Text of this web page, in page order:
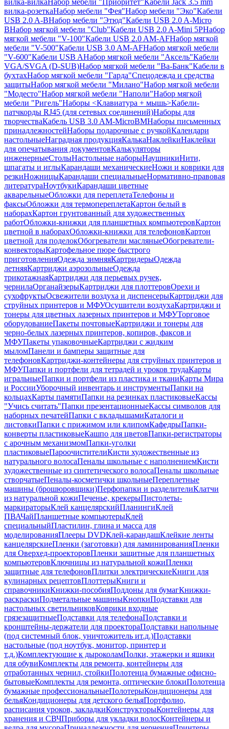
вилка-вилкаНабор мебели "Приоритет"Кабели Jack 3.5 mm
вилка-розеткаНабор мебели "Фея"Набор мебели "Эко"Кабели
USB 2.0 A-BНабор мебели "Этюд"Кабели USB 2.0 A-Micro
BНабор мягкой мебели "Club"Кабели USB 2.0 A-Mini 5PНабор
мягкой мебели "V-100"Кабели USB 2.0 AM-AFНабор мягкой
мебели "V-500"Кабели USB 3.0 AM-AFНабор мягкой мебели
"V-600"Кабели USB AНабор мягкой мебели "Аксель"Кабели
VGA/SVGA (D-SUB)Набор мягкой мебели "Ва-Банк"Кабели в
бухтахНабор мягкой мебели "Гарда"Спецодежда и средства
защитыНабор мягкой мебели "Милано"Набор мягкой мебели
"Модесто"Набор мягкой мебели "Наполи"Набор мягкой
мебели "Ригель"Наборы <Клавиатура + мышь>Кабели-
патчкорды RJ45 (для сетевых соединений)Наборы для
творчестваКабель USB 3.0 AM-MicroBMНаборы письменных
принадлежностейНаборы подарочные с ручкойКалендари
настольныеНаградная продукцияКалькаНаклейкиНаклейки
для опечатывания документовКалькуляторы
инженерныеСтолыНастольные наборыНаушникиНити,
шпагаты и иглыКарандаши механическиеНожи и коврики для
резкиНожницыКарандаши специальныеНормативно-правовая
литератураНоутбукиКарандаши цветные
акварельныеОбложки для переплетаТелефоны и
факсыОбложки для термопереплетаКартон белый в
наборахКартон грунтованный для художественных
работОбложки-книжки для планшетных компьютеровКартон
цветной в наборахОбложки-книжки для телефоновКартон
цветной для поделокОбогреватели масляныеОбогреватели-
конвекторыКартофельное пюре быстрого
приготовленияОдежда зимняяКартридерыОдежда
летняяКартриджи аэрозольныеОдежда
трикотажнаяКартриджи для перьевых ручек,
чернилаОрганайзерыКартриджи для плоттеровОрехи и
сухофруктыОсвежители воздуха и диспенсерыКартриджи для
струйных принтеров и МФУОсушители воздухаКартриджи и
тонеры для цветных лазерных принтеров и МФУТорговое
оборудованиеПакеты почтовыеКартриджи и тонеры для
черно-белых лазерных принтеров, копиров, факсов и
МФУПакеты упаковочныеКартриджи с жидким
мыломПанели и бамперы защитные для
телефоновКартриджи-контейнеры для струйных принтеров и
МФУПапки и портфели для тетрадей и уроков трудаКарты
игральныеПапки и портфели из пластика и тканиКарты Мира
и РоссииУборочный инвентарь и инструментыПапки на
кольцахКарты памятиПапки на резинках пластиковыеКассы
"Учись считать"Папки презентационныеКассы символов для
наборных печатейПапки с вкладышамиКаталоги и
листовкиПапки с прижимом или клипомКафедрыПапки-
конверты пластиковыеКашпо для цветовПапки-регистраторы
с арочным механизмомПапки-уголки
пластиковыеПароочистителиКисти художественные из
натурального волосаПеналы школьные с наполнениемКисти
художественные из синтетического волосаПеналы школьные
створчатыеПеналы-косметички школьныеПереплетные
машины (брошюровщики)Перфопапки и разделителиКлатчи
из натуральной кожиПеченье, крекерыПистолеты-
маркираторыКлей канцелярскийПланингиКлей
ПВАЧайПланшетные компьютерыКлей
специальныйПластилин, глина и масса для
моделированияПлееры DVDКлей-карандашКлейкие ленты
канцелярскиеПленки (заготовки) для ламинированияПленки
для Оверхед-проекторовПленки защитные для планшетных
компьютеровКлючницы из натуральной кожиПленки
защитные для телефоновПлитки электрическиеКниги для
кулинарных рецептовПлоттерыКниги и
справочникиКнижки-пособияПоддоны для бумагКнижки-
раскраскиПодметальные машиныКнопкиПодставки для
настольных светильниковКоврики входные
грязезащитныеПодставки для телефонаПодставки и
кронштейны-держатели для проектораПодставки напольные
(под системный блок, уничтожитель ит.д.)Подставки
настольные (под ноутбук, монитор, принтер и
т.д.)Комплектующие к дыроколамПолки, этажерки и ящики
для обувиКомплекты для ремонта, контейнеры для
отработанных чернил, стойкиПолотенца бумажные офисно-
бытовыеКомплекты для ремонта, оптические блокиПолотенца
бумажные профессиональныеПолотерыКондиционеры для
бельяКондиционеры для детского бельяПортфолио,
расписания уроков, закладкиКонструкторыКонтейнеры для
хранения и СВЧПриборы для укладки волосКонтейнеры и